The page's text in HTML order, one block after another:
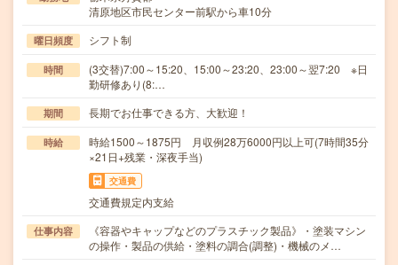
清原地区市民センター前駅から車10分
曜日頻度 シフト制
時間
(3交替)7:00～15:20、15:00～23:20、23:00～翌7:20 ※日
勤研修あり(8:…
期間 長期でお仕事できる方、大歓迎！
時給
時給1500～1875円 月収例28万6000円以上可(7時間35分
×21日+残業・深夜手当)
交通費
交通費規定内支給
仕事内容
《容器やキャップなどのプラスチック製品》・塗装マシン
の操作・製品の供給・塗料の調合(調整)・機械のメ…